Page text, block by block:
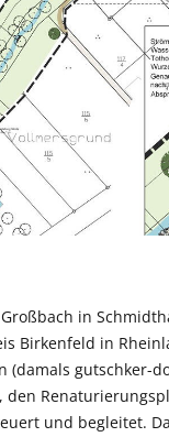
in
Birkenfeld in
(damals gutschker-
und begleitet.